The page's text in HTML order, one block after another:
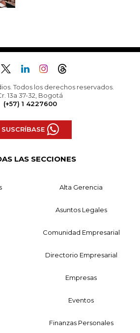
Todos los derechos reservados.
13a 37-32, Bogotá
(+57) 1 4227600
SUSCRÍBASE
LAS SECCIONES
Alta Gerencia
Asuntos Legales
Comunidad Empresarial
Directorio Empresarial
Empresas
Eventos
Finanzas Personales